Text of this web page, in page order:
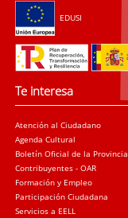
EDUSI
Te interesa
Atención al Ciudadano
Agenda Cultural
Boletín Oficial de la Provincia
Contribuyentes - OAR
Formación y Empleo
Participación Ciudadana
Servicios a EELL